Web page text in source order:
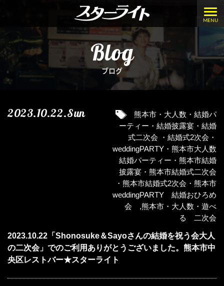
MENU
Blog
ブログ
2023.10.22.Sun
熊本市・大人数・結婚パ
ーティー・結婚披露宴・結婚
式二次会 ・結婚式2次会・
weddingPARTY・熊本市大人数
結婚パーティー・熊本市結婚
披露宴・熊本市結婚式二次会
・熊本市結婚式2次会・熊本市
weddingPARTY 結婚おひろめ
会 ,熊本市・大人数・遊べ
る 二次会
2023.10.22「Shonosuke＆Sayoさんの結婚を祝う会大人
の二次会」でのご利用ありがとうございました。熊本市中
央区レストバー★スターライト